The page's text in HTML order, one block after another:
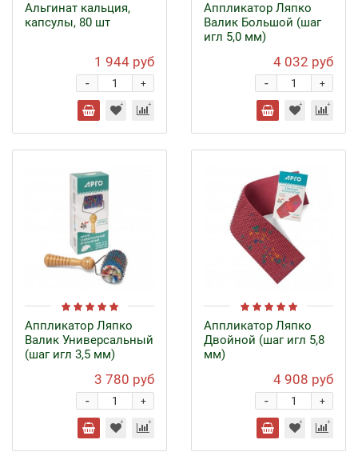
Альгинат кальция,
капсулы, 80 шт
1 944 руб
+
-
Аппликатор Ляпко
Валик Большой (шаг
игл 5,0 мм)
4 032 руб
+
-
Аппликатор Ляпко
Валик Универсальный
(шаг игл 3,5 мм)
3 780 руб
+
-
Аппликатор Ляпко
Двойной (шаг игл 5,8
мм)
4 908 руб
+
-